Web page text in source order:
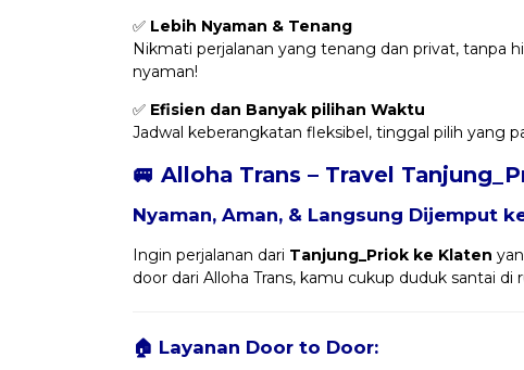
✅ Lebih Nyaman & Tenang
Nikmati perjalanan yang tenang dan privat, tanpa
nyaman!
✅ Efisien dan Banyak pilihan Waktu
Jadwal keberangkatan fleksibel, tinggal pilih yang
🚐 Alloha Trans – Travel
Nyaman, Aman, & Langsung Dijemput
Ingin perjalanan dari Tanjung_Priok ke Klaten
door dari Alloha Trans, kamu cukup duduk santai
🏠 Layanan Door to Door: